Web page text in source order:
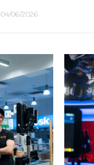
04/06/2026